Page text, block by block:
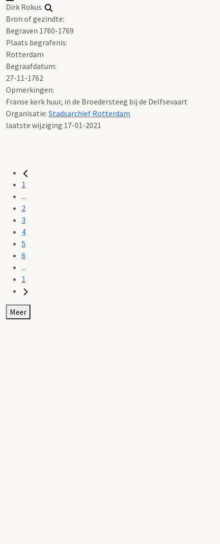
Dirk Rokus
Bron of gezindte:
Begraven 1760-1769
Plaats begrafenis:
Rotterdam
Begraafdatum:
27-11-1762
Opmerkingen:
Franse kerk huur, in de Broedersteeg bij de Delfsevaart
Organisatie: Stadsarchief Rotterdam
laatste wijziging 17-01-2021
1
...
2
3
4
5
6
...
1
Meer